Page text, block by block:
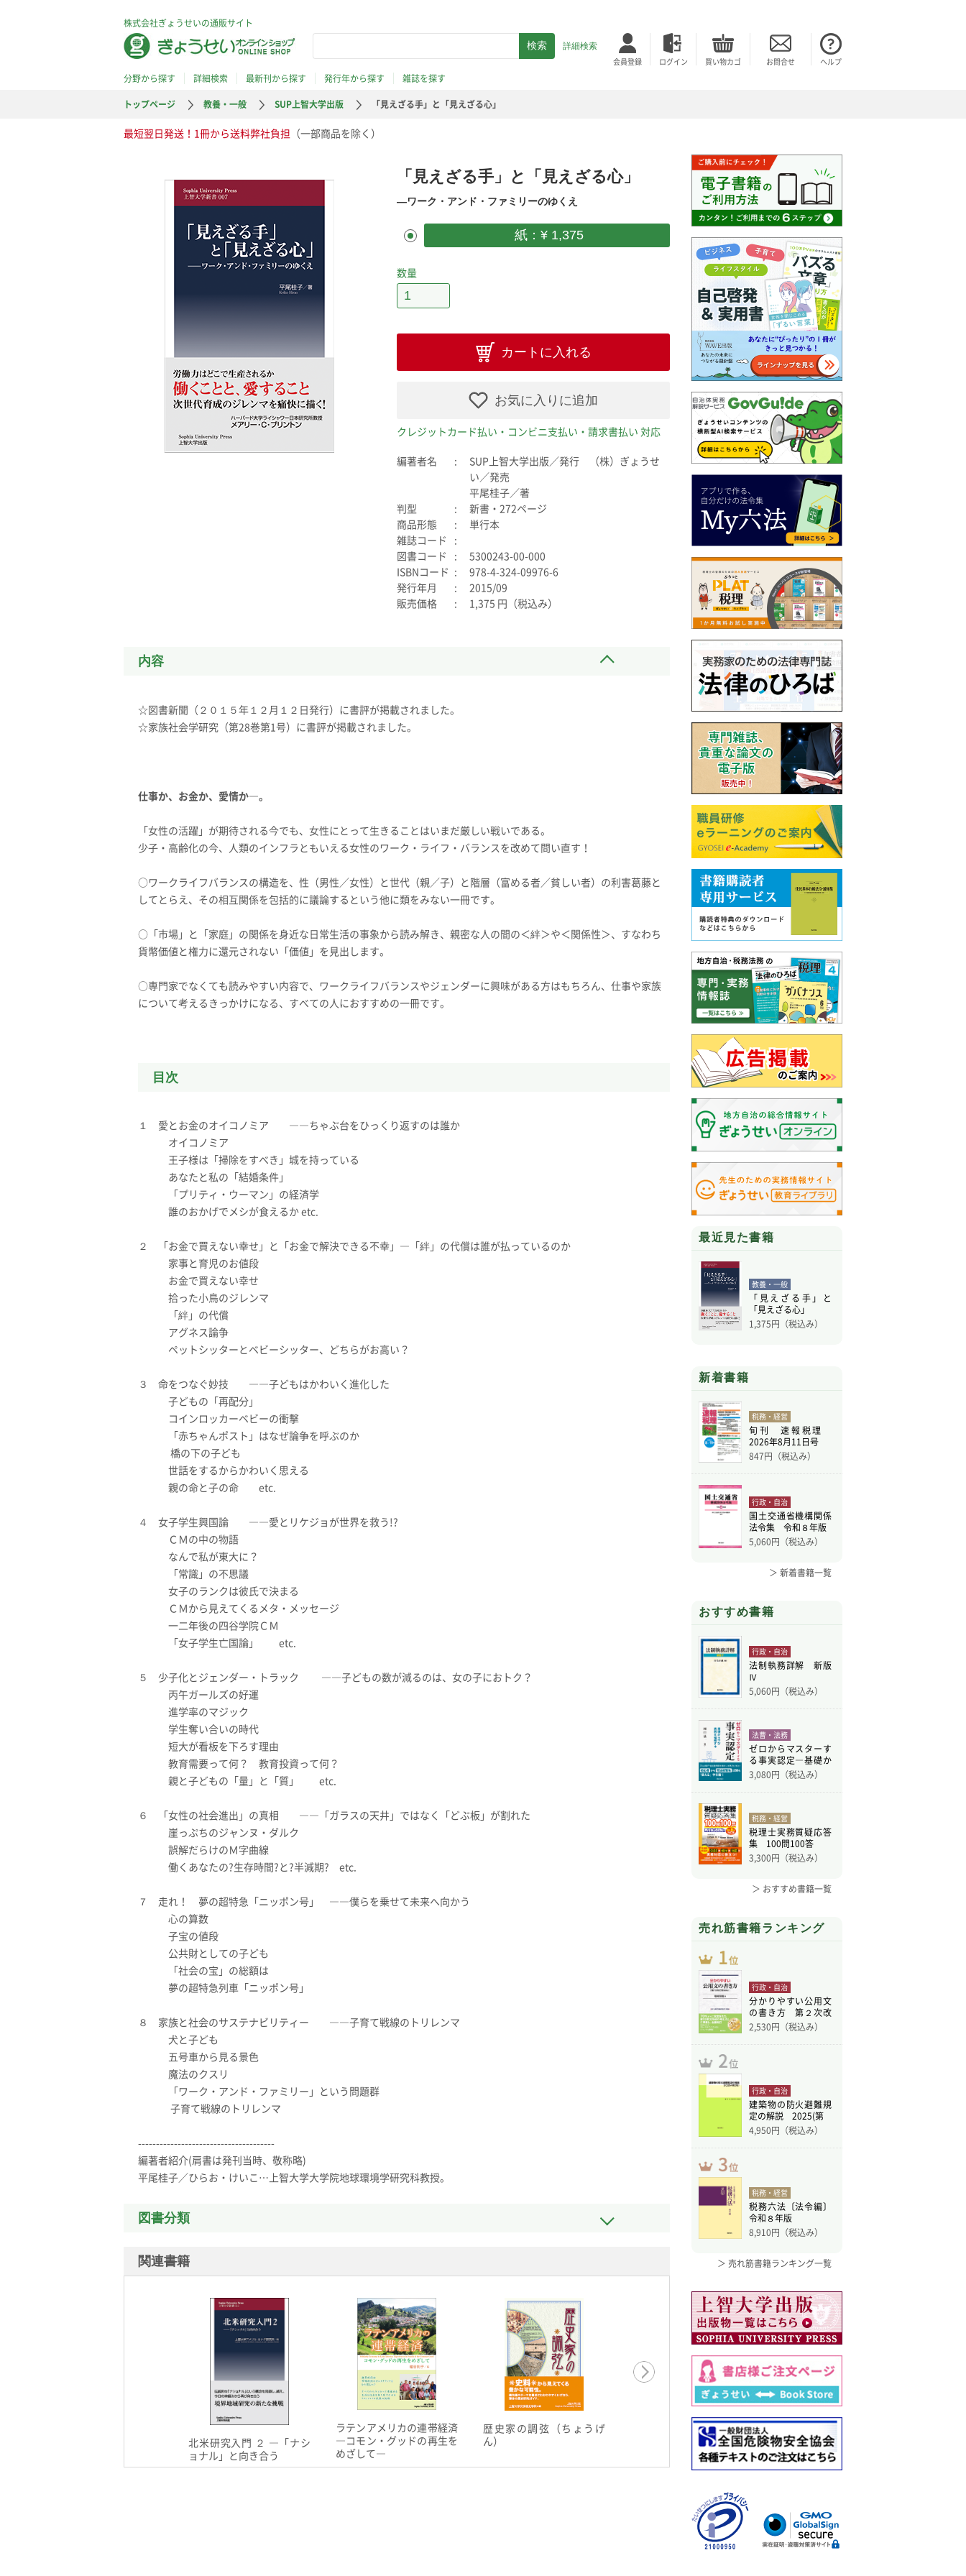
株式会社ぎょうせいの通販サイト
詳細検索
会員登録 ログイン 買い物カゴ お問合せ ヘルプ
分野から探す 詳細検索 最新刊から探す 発行年から探す
雑誌を探す
トップページ
教養・一般 SUP上智大学出版 「見えざる手」と「見えざる心」
最短翌日発送！1冊から送料弊社負担 （一部商品を除く）
「見えざる手」と「見えざる心」
―ワーク・アンド・ファミリーのゆくえ
紙：¥ 1,375
数量
カートに入れる
お気に入りに追加
クレジットカード払い・コンビニ支払い・請求書払い 対応
編著者名
SUP上智大学出版／発行 （株）ぎょうせ
い／発売
平尾桂子／著
判型
新書・272ページ
商品形態
単行本
雑誌コード
図書コード
5300243-00-000
ISBNコード
978-4-324-09976-6
発行年月
2015/09
販売価格
1,375 円（税込み）
内容
☆図書新聞（２０１５年１２月１２日発行）に書評が掲載されました。
☆家族社会学研究（第28巻第1号）に書評が掲載されました。
仕事か、お金か、愛情か―。
「女性の活躍」が期待される今でも、女性にとって生きることはいまだ厳しい戦いである。
少子・高齢化の今、人類のインフラともいえる女性のワーク・ライフ・バランスを改めて問い直す！
○ワークライフバランスの構造を、性（男性／女性）と世代（親／子）と階層（富める者／貧しい者）の利害葛藤と
してとらえ、その相互関係を包括的に議論するという他に類をみない一冊です。
○「市場」と「家庭」の関係を身近な日常生活の事象から読み解き、親密な人の間の＜絆＞や＜関係性＞、すなわち
貨幣価値と権力に還元されない「価値」を見出します。
○専門家でなくても読みやすい内容で、ワークライフバランスやジェンダーに興味がある方はもちろん、仕事や家族
について考えるきっかけになる、すべての人におすすめの一冊です。
目次
１ 愛とお金のオイコノミア ――ちゃぶ台をひっくり返すのは誰か
オイコノミア
王子様は「掃除をすべき」城を持っている
あなたと私の「結婚条件」
「プリティ・ウーマン」の経済学
誰のおかげでメシが食えるか etc.
２ 「お金で買えない幸せ」と「お金で解決できる不幸」―「絆」の代償は誰が払っているのか
家事と育児のお値段
お金で買えない幸せ
拾った小鳥のジレンマ
「絆」の代償
アグネス論争
ペットシッターとベビーシッター、どちらがお高い？
３ 命をつなぐ妙技 ――子どもはかわいく進化した
子どもの「再配分」
コインロッカーベビーの衝撃
「赤ちゃんポスト」はなぜ論争を呼ぶのか
橋の下の子ども
世話をするからかわいく思える
親の命と子の命 etc.
４ 女子学生興国論 ――愛とリケジョが世界を救う!?
ＣＭの中の物語
なんで私が東大に？
「常識」の不思議
女子のランクは彼氏で決まる
ＣＭから見えてくるメタ・メッセージ
一二年後の四谷学院ＣＭ
「女子学生亡国論」 etc.
５ 少子化とジェンダー・トラック ――子どもの数が減るのは、女の子におトク？
丙午ガールズの好運
進学率のマジック
学生奪い合いの時代
短大が看板を下ろす理由
教育需要って何？ 教育投資って何？
親と子どもの「量」と「質」 etc.
６ 「女性の社会進出」の真相 ――「ガラスの天井」ではなく「どぶ板」が割れた
崖っぷちのジャンヌ・ダルク
誤解だらけのＭ字曲線
働くあなたの?生存時間?と?半減期? etc.
７ 走れ！ 夢の超特急「ニッポン号」 ――僕らを乗せて未来へ向かう
心の算数
子宝の値段
公共財としての子ども
「社会の宝」の総額は
夢の超特急列車「ニッポン号」
８ 家族と社会のサステナビリティー ――子育て戦線のトリレンマ
犬と子ども
五号車から見る景色
魔法のクスリ
「ワーク・アンド・ファミリー」という問題群
子育て戦線のトリレンマ
--------------------------------------
編著者紹介(肩書は発刊当時、敬称略)
平尾桂子／ひらお・けいこ…上智大学大学院地球環境学研究科教授。
図書分類
関連書籍
北米研究入門 ２ ―「ナシ
ョナル」と向き合う
ラテンアメリカの連帯経済
―コモン・グッドの再生を
めざして―
歴史家の調弦（ちょうげ
ん）
《悪魔のロベール》とパ
リ・オペラ座―19世紀グラ
ンド・オペラ…
近世画譜と中国絵画
最近見た書籍
教養・一般
「見えざる手」と
「見えざる心」
1,375円（税込み）
新着書籍
税務・経営
旬刊 速報税理
2026年8月11日号
847円（税込み）
行政・自治
国土交通省機構関係
法令集 令和８年版
5,060円（税込み）
＞ 新着書籍一覧
おすすめ書籍
行政・自治
法制執務詳解 新版
Ⅳ
5,060円（税込み）
法曹・法務
ゼロからマスターす
る事実認定―基礎か
ら学
3,080円（税込み）
税務・経営
税理士実務質疑応答
集 100問100答
3,300円（税込み）
＞ おすすめ書籍一覧
売れ筋書籍ランキング
行政・自治
分かりやすい公用文
の書き方 第２次改
訂版
2,530円（税込み）
行政・自治
建築物の防火避難規
定の解説 2025(第
4,950円（税込み）
税務・経営
税務六法〔法令編〕
令和８年版
8,910円（税込み）
＞ 売れ筋書籍ランキング一覧